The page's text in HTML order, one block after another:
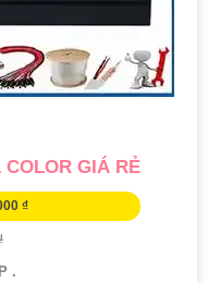
COLOR GIÁ RẺ
₫
.